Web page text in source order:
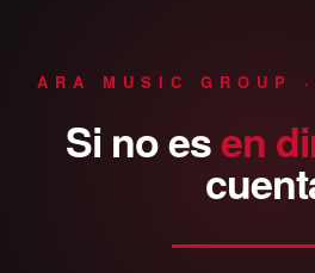
ARA MUSIC GROUP
Si noesen